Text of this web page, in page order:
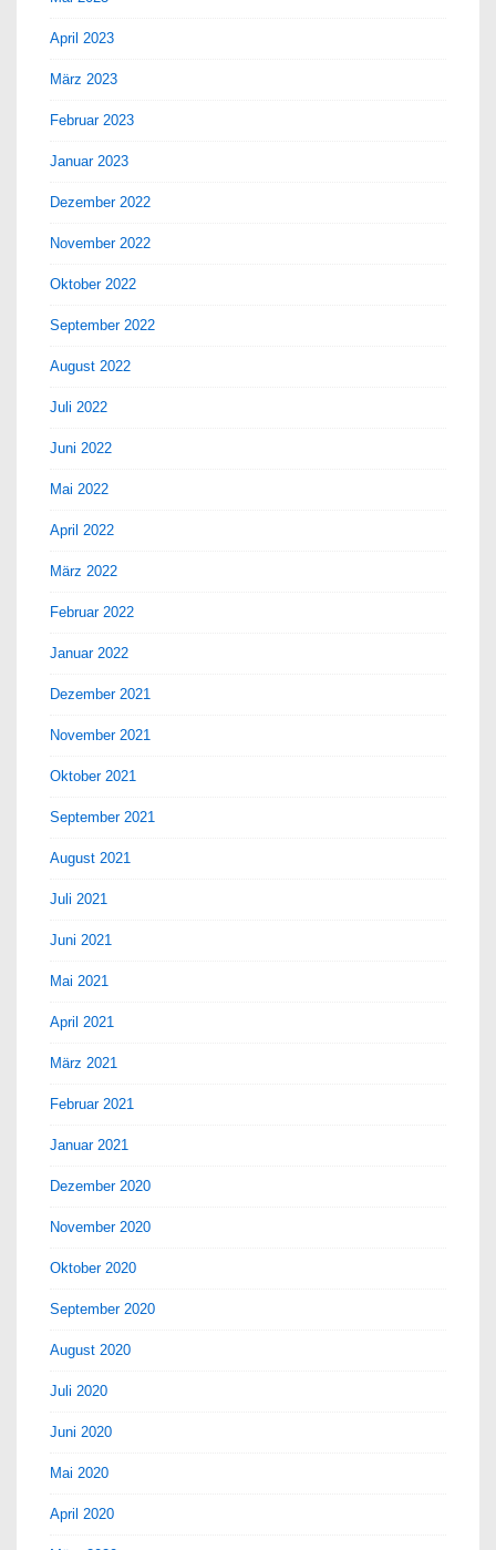
April 2023
März 2023
Februar 2023
Januar 2023
Dezember 2022
November 2022
Oktober 2022
September 2022
August 2022
Juli 2022
Juni 2022
Mai 2022
April 2022
März 2022
Februar 2022
Januar 2022
Dezember 2021
November 2021
Oktober 2021
September 2021
August 2021
Juli 2021
Juni 2021
Mai 2021
April 2021
März 2021
Februar 2021
Januar 2021
Dezember 2020
November 2020
Oktober 2020
September 2020
August 2020
Juli 2020
Juni 2020
Mai 2020
April 2020